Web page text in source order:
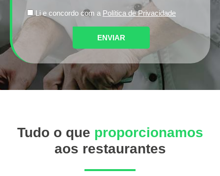
Li e concordo com a Política de Privacidade
ENVIAR
Tudo o que proporcionamos
aos restaurantes